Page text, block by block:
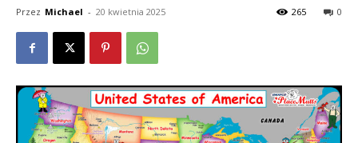
Przez Michael - 20 kwietnia 2025 0
265